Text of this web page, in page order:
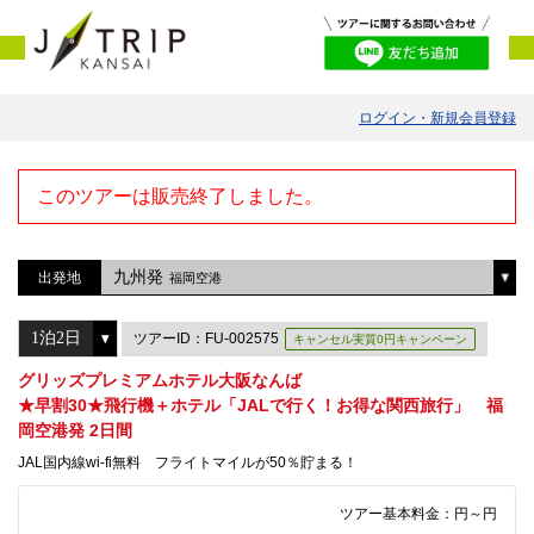
ログイン・新規会員登録
このツアーは販売終了しました。
出発地 九州発 福岡空港
ツアーID：FU-002575 キャンセル実質0円キャンペーン
グリッズプレミアムホテル大阪なんば
★早割30★飛行機＋ホテル「JALで行く！お得な関西旅行」 福
岡空港発 2日間
JAL国内線wi-fi無料 フライトマイルが50％貯まる！
ツアー基本料金： 円～ 円